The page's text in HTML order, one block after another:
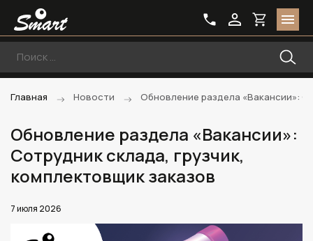
Главная Новости Обновление раздела «Вакансии»:
Обновление раздела «Вакансии»:
Сотрудник склада, грузчик,
комплектовщик заказов
7 июля 2026